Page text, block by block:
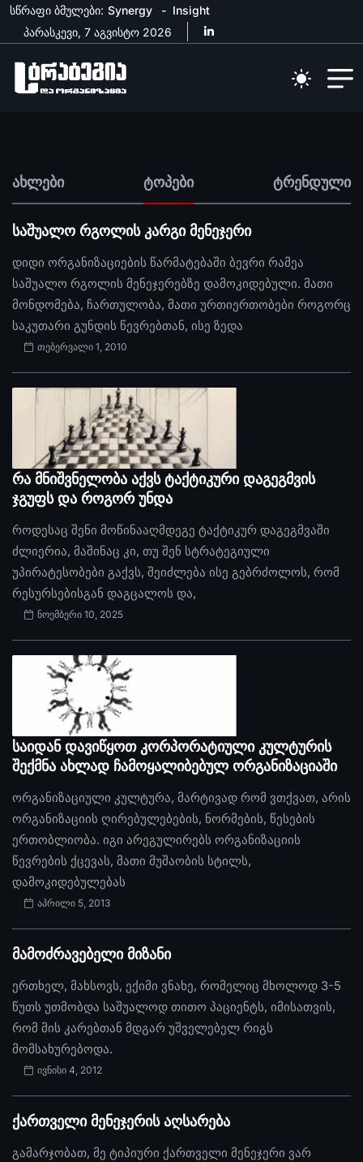
სწრაფი ბმულები: Synergy
Insight
პარასკევი, 7 აგვისტო 2026
ახლები ტოპები ტრენდული
საშუალო რგოლის კარგი მენეჯერი
დიდი ორგანიზაციების წარმატებაში ბევრი რამეა
საშუალო რგოლის მენეჯერებზე დამოკიდებული. მათი
მონდომება, ჩართულობა, მათი ურთიერთობები როგორც
საკუთარი გუნდის წევრებთან, ისე ზედა
თებერვალი 1, 2010
რა მნიშვნელობა აქვს ტაქტიკური დაგეგმვის
ჯგუფს და როგორ უნდა
როდესაც შენი მოწინააღმდეგე ტაქტიკურ დაგეგმვაში
ძლიერია, მაშინაც კი, თუ შენ სტრატეგიული
უპირატესობები გაქვს, შეიძლება ისე გებრძოლოს, რომ
რესურსებისგან დაგცალოს და,
ნოემბერი 10, 2025
საიდან დავიწყოთ კორპორატიული კულტურის
შექმნა ახლად ჩამოყალიბებულ ორგანიზაციაში
ორგანიზაციული კულტურა, მარტივად რომ ვთქვათ, არის
ორგანიზაციის ღირებულებების, ნორმების, წესების
ერთობლიობა. იგი არეგულირებს ორგანიზაციის
წევრების ქცევას, მათი მუშაობის სტილს,
დამოკიდებულებას
აპრილი 5, 2013
მამოძრავებელი მიზანი
ერთხელ, მახსოვს, ექიმი ვნახე, რომელიც მხოლოდ 3-5
წუთს უთმობდა საშუალოდ თითო პაციენტს, იმისათვის,
რომ მის კარებთან მდგარ უშველებელ რიგს
მომსახურებოდა.
ივნისი 4, 2012
ქართველი მენეჯერის აღსარება
გამარჯობათ, მე ტიპიური ქართველი მენეჯერი ვარ